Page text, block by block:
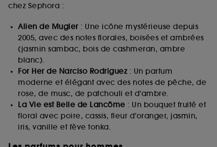
chez Sephora :
Alien de Mugler: Une icône mystérieuse depuis
2005, avec des notes florales, boisées et ambrées
(jasmin sambac, bois de cashmeran, ambre
blanc).
For Her de Narciso Rodriguez: Un parfum
moderne et élégant avec des notes de pêche, de
rose, de musc, de patchouli et d’ambre.
La Vie est Belle de Lancôme : Un bouquet fruité et
floral avec poire, cassis, fleur d’oranger, jasmin,
iris, vanille et fève tonka.